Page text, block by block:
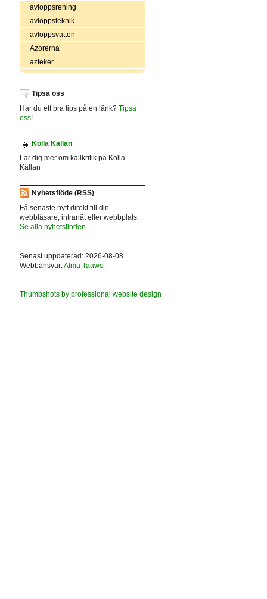
avloppsrening
avloppsteknik
avloppsvatten
Azorerna
azteker
Tipsa oss
Har du ett bra tips på en länk? Tipsa
oss!
Kolla Källan
Lär dig mer om källkritik på Kolla
Källan
Nyhetsflöde (RSS)
Få senaste nytt direkt till din
webbläsare, intranät eller webbplats.
Se alla nyhetsflöden.
Senast uppdaterad: 2026-08-08
Webbansvar:Alma Taawo
Thumbshots by professional website design